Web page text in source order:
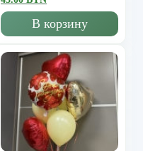
В корзину